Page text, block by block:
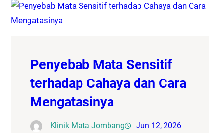
Penyebab Mata Sensitif
terhadap Cahaya dan Cara
Mengatasinya
Klinik Mata Jombang Jun 12, 2026